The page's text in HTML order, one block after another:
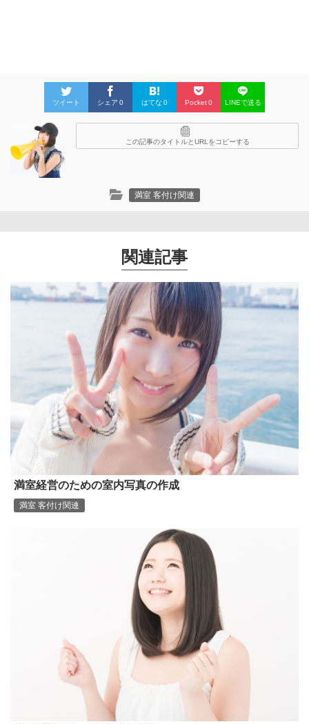
ツイート シェア 0 はてな 0 Pocket0 LINEで送る
この記事のタイトルとURLをコピーする
満室 客付け関連
関連記事
満室経営のための室内写真の作成
満室 客付け関連